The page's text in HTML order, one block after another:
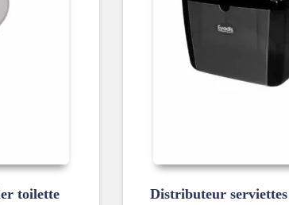
toilette
Distributeur